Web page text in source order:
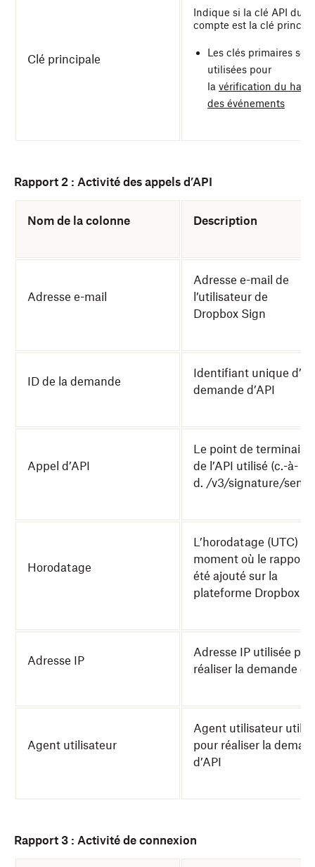
Clé principale
Indique si la clé API du
compte est la clé
Les clés primaires sont
utilisées pour
la vérification du
des événements
Rapport 2 : Activité des appels d’API
Nom de la colonne Description
Adresse e-mail
Adresse e-mail de
l’utilisateur de
Dropbox Sign
ID de la demande
Identifiant unique
demande d’API
Appel d’API
Le point de
de l’API utilisé (c.-à-
d. /v3/signature/send)
Horodatage
L’horodatage (UTC) du
moment où le rapport
été ajouté sur la
plateforme Dropbox
Adresse IP
Adresse IP utilisée
réaliser la demande
Agent utilisateur
Agent utilisateur
pour réaliser la
d’API
Rapport 3 : Activité de connexion